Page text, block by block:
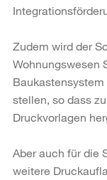
Zudem wird der
Wohnungswesen
Baukastensystem
stellen, so dass
Druckvorlagen
Aber auch für die
weitere